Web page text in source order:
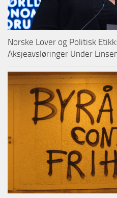
Norske Lover og Politisk
Aksjeavsløringer Under